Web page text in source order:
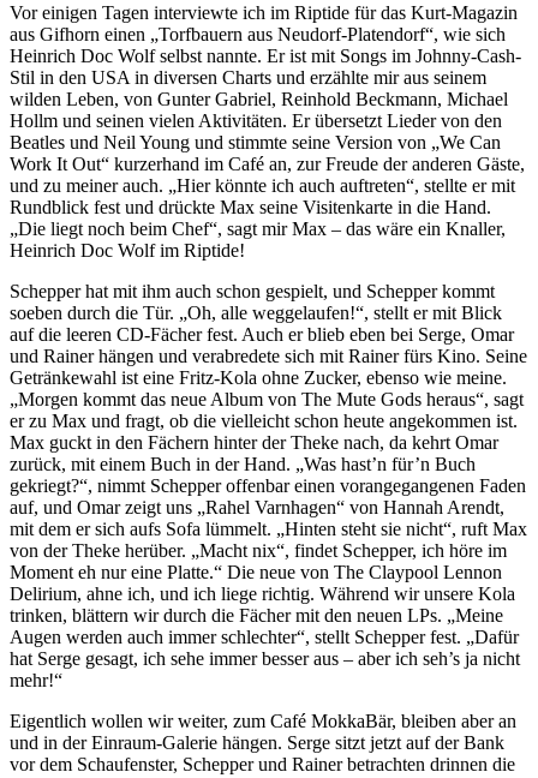
Vor einigen Tagen interviewte ich im Riptide für das Kurt-Magazin
aus Gifhorn einen „Torfbauern aus Neudorf-Platendorf“, wie sich
Heinrich Doc Wolf selbst nannte. Er ist mit Songs im Johnny-Cash-
Stil in den USA in diversen Charts und erzählte mir aus seinem
wilden Leben, von Gunter Gabriel, Reinhold Beckmann, Michael
Hollm und seinen vielen Aktivitäten. Er übersetzt Lieder von den
Beatles und Neil Young und stimmte seine Version von „We Can
Work It Out“ kurzerhand im Café an, zur Freude der anderen Gäste,
und zu meiner auch. „Hier könnte ich auch auftreten“, stellte er mit
Rundblick fest und drückte Max seine Visitenkarte in die Hand.
„Die liegt noch beim Chef“, sagt mir Max – das wäre ein Knaller,
Heinrich Doc Wolf im Riptide!
Schepper hat mit ihm auch schon gespielt, und Schepper kommt
soeben durch die Tür. „Oh, alle weggelaufen!“, stellt er mit Blick
auf die leeren CD-Fächer fest. Auch er blieb eben bei Serge, Omar
und Rainer hängen und verabredete sich mit Rainer fürs Kino. Seine
Getränkewahl ist eine Fritz-Kola ohne Zucker, ebenso wie meine.
„Morgen kommt das neue Album von The Mute Gods heraus“, sagt
er zu Max und fragt, ob die vielleicht schon heute angekommen ist.
Max guckt in den Fächern hinter der Theke nach, da kehrt Omar
zurück, mit einem Buch in der Hand. „Was hast’n für’n Buch
gekriegt?“, nimmt Schepper offenbar einen vorangegangenen Faden
auf, und Omar zeigt uns „Rahel Varnhagen“ von Hannah Arendt,
mit dem er sich aufs Sofa lümmelt. „Hinten steht sie nicht“, ruft Max
von der Theke herüber. „Macht nix“, findet Schepper, ich höre im
Moment eh nur eine Platte.“ Die neue von The Claypool Lennon
Delirium, ahne ich, und ich liege richtig. Während wir unsere Kola
trinken, blättern wir durch die Fächer mit den neuen LPs. „Meine
Augen werden auch immer schlechter“, stellt Schepper fest. „Dafür
hat Serge gesagt, ich sehe immer besser aus – aber ich seh’s ja nicht
mehr!“
Eigentlich wollen wir weiter, zum Café MokkaBär, bleiben aber an
und in der Einraum-Galerie hängen. Serge sitzt jetzt auf der Bank
vor dem Schaufenster, Schepper und Rainer betrachten drinnen die